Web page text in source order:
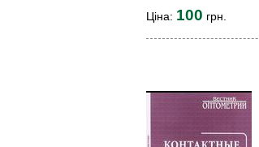
Ціна: 100 грн.